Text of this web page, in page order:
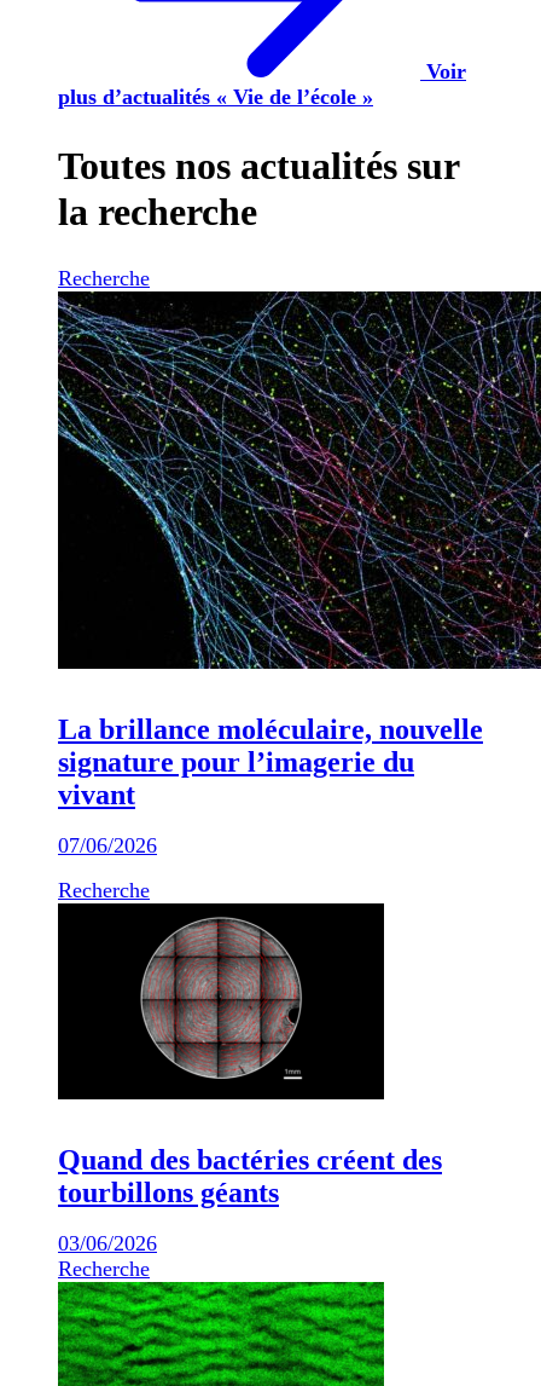
Voir
plus d’actualités « Vie de l’école »
Toutes nos actualités sur
la recherche
Recherche
La brillance moléculaire, nouvelle
signature pour l’imagerie du
vivant
07/06/2026
Recherche
Quand des bactéries créent des
tourbillons géants
03/06/2026
Recherche